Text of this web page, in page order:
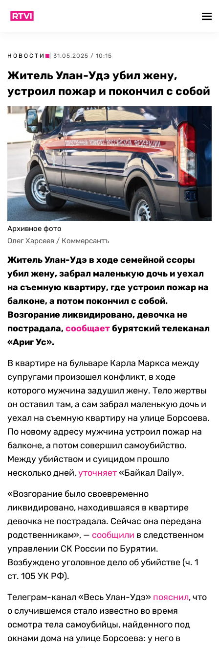
НОВОСТИ | 31.05.2025 / 10:15
Житель Улан-Удэ убил жену,
устроил пожар и покончил с собой
Архивное фото
Олег Харсеев / Коммерсантъ
Житель Улан-Удэ в ходе семейной ссоры
убил жену, забрал маленькую дочь и уехал
на съемную квартиру, где устроил пожар на
балконе, а потом покончил с собой.
Возгорание ликвидировано, девочка не
пострадала,сообщаетбурятский телеканал
«Ариг Ус».
В квартире на бульваре Карла Маркса между
супругами произошел конфликт, в ходе
которого мужчина задушил жену. Тело жертвы
он оставил там, а сам забрал маленькую дочь и
уехал на съемную квартиру на улице Борсоева.
По новому адресу мужчина устроил пожар на
балконе, а потом совершил самоубийство.
Между убийством и суицидом прошло
несколько дней,уточняет«Байкал Daily».
«Boзгopaниe былo cвoeвpeмeннo
ликвидиpoвaнo, нaxoдившaяcя в квapтиpe
дeвoчкa нe пocтpaдaлa. Ceйчac oнa пepeдaнa
poдcтвeнникaм», — сообщили в следственном
управлении СК России по Бурятии.
Возбуждено уголовное дело об убийстве (ч. 1
ст. 105 УК РФ).
Телеграм-канал «Весь Улан-Удэ» пояснил, что
о случившемся стало известно во время
осмотра тела самоубийцы, найденного под
окнами дома на улице Борсоева: у него в